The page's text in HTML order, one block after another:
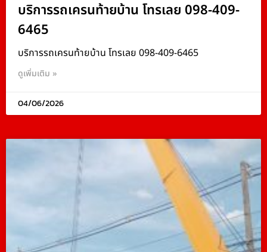
บริการรถเครนท้ายบ้าน โทรเลย 098-409-
6465
บริการรถเครนท้ายบ้าน โทรเลย 098-409-6465
ดูเพิ่มเติม »
04/06/2026